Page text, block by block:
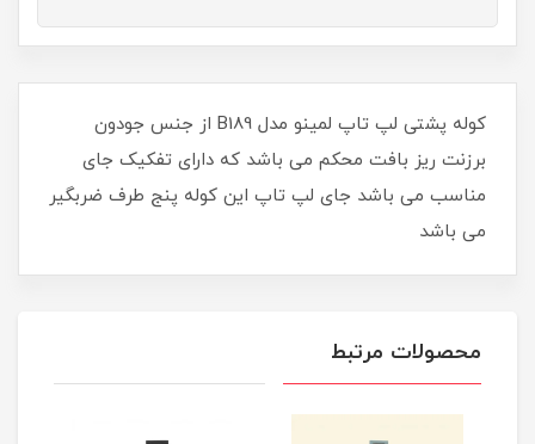
کوله پشتی لپ تاپ لمینو مدل B189 از جنس جودون
برزنت ریز بافت محکم می باشد که دارای تفکیک جای
مناسب می باشد جای لپ تاپ این کوله پنج طرف ضربگیر
می باشد
محصولات مرتبط